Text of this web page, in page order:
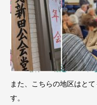
また、こちらの地区はと
す。